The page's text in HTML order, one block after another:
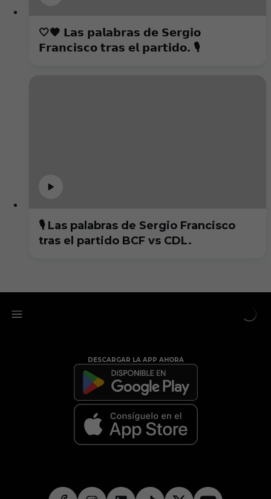
🤍🖤 𝗟𝗮𝘀 𝗽𝗮𝗹𝗮𝗯𝗿𝗮𝘀 𝗱𝗲 𝗦𝗲𝗿𝗴𝗶𝗼
𝗙𝗿𝗮𝗻𝗰𝗶𝘀𝗰𝗼 𝘁𝗿𝗮𝘀 𝗲𝗹 𝗽𝗮𝗿𝘁𝗶𝗱𝗼. 🎙️
🎙️ Las palabras de Sergio Francisco
tras el partido BCF vs CDL.
DESCARGAR LA APP AHORA